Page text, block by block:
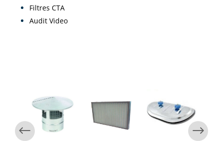
Filtres CTA
Audit Video